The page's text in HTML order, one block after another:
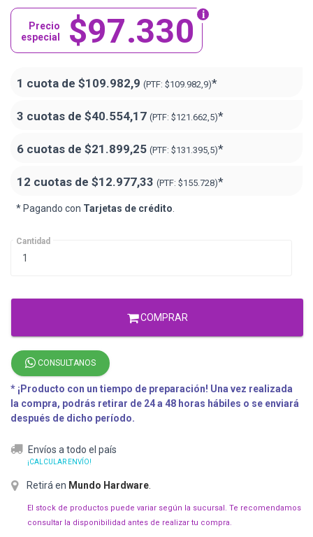
$97.330
Precio
especial
1 cuota de $109.982,9 (PTF: $109.982,9)*
3 cuotas de $40.554,17 (PTF: $121.662,5)*
6 cuotas de $21.899,25 (PTF: $131.395,5)*
12 cuotas de $12.977,33 (PTF: $155.728)*
* Pagando con Tarjetas de crédito
Cantidad
COMPRAR
CONSULTANOS
* ¡Producto con un tiempo de preparación! Una vez realizada
la compra, podrás retirar de 24 a 48 horas hábiles o se enviará
después de dicho período.
Envíos a todo el país
¡CALCULAR ENVÍO!
Retirá en Mundo Hardware
El stock de productos puede variar según la sucursal. Te recomendamos
consultar la disponibilidad antes de realizar tu compra.